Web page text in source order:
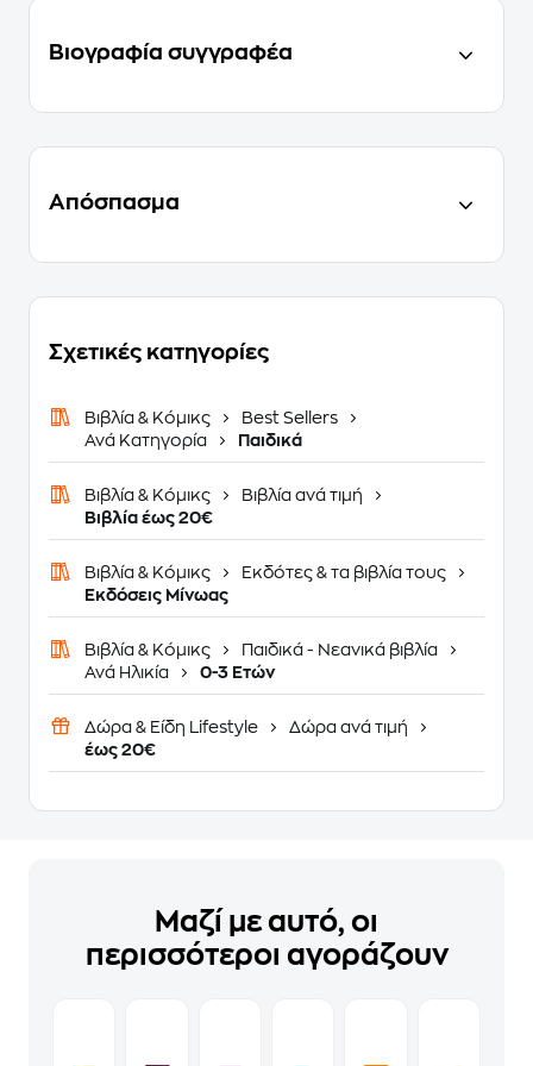
Βιογραφία συγγραφέα
Απόσπασμα
Σχετικές κατηγορίες
Βιβλία & Κόμικς
Best Sellers
Ανά Κατηγορία
Παιδικά
Βιβλία & Κόμικς
Βιβλία ανά τιμή
Βιβλία έως 20€
Βιβλία & Κόμικς
Εκδότες & τα βιβλία τους
Εκδόσεις Μίνωας
Βιβλία & Κόμικς
Παιδικά - Νεανικά βιβλία
Ανά Ηλικία
0-3 Ετών
Δώρα & Είδη Lifestyle
Δώρα ανά τιμή
έως 20€
Μαζί με αυτό, οι
περισσότεροι αγοράζουν